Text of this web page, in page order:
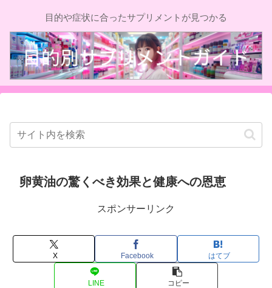
目的や症状に合ったサプリメントが見つかる
卵黄油の驚くべき効果と健康への恩恵
スポンサーリンク
X Facebook はてブ
LINE コピー